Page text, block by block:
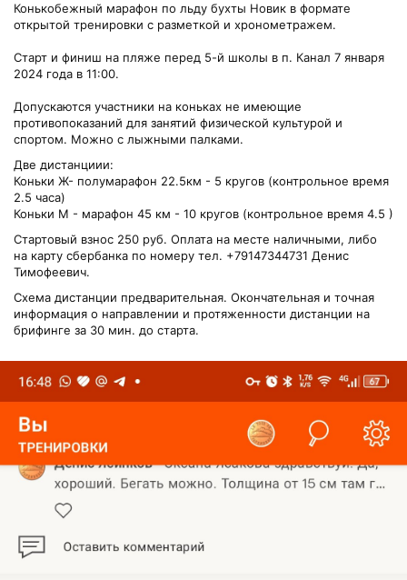
Конькобежный марафон по льду бухты Новик в формате
открытой тренировки с разметкой и хронометражем.
Старт и финиш на пляже перед 5-й школы в п. Канал 7 января
2024 года в 11:00.
Допускаются участники на коньках не имеющие
противопоказаний для занятий физической культурой и
спортом. Можно с лыжными палками.
Две дистанциии:
Коньки Ж- полумарафон 22.5км - 5 кругов (контрольное время
2.5 часа)
Коньки М - марафон 45 км - 10 кругов (контрольное время 4.5 )
Стартовый взнос 250 руб. Оплата на месте наличными, либо
на карту сбербанка по номеру тел. +79147344731 Денис
Тимофеевич.
Схема дистанции предварительная. Окончательная и точная
информация о направлении и протяженности дистанции на
брифинге за 30 мин. до старта.